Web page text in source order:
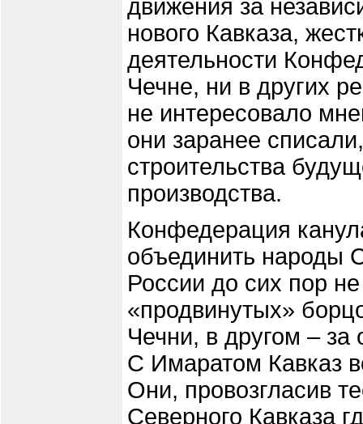
движения за
нового Кавказа,
деятельности
Чечне, ни в других
не интересовало
они заранее
строительства
производства.
Конфедерация
объединить народы
России до сих пор
«продвинутых»
Чечни, в другом – за
С Имаратом Кавказ
Они, провозгласив
Северного Кавказа